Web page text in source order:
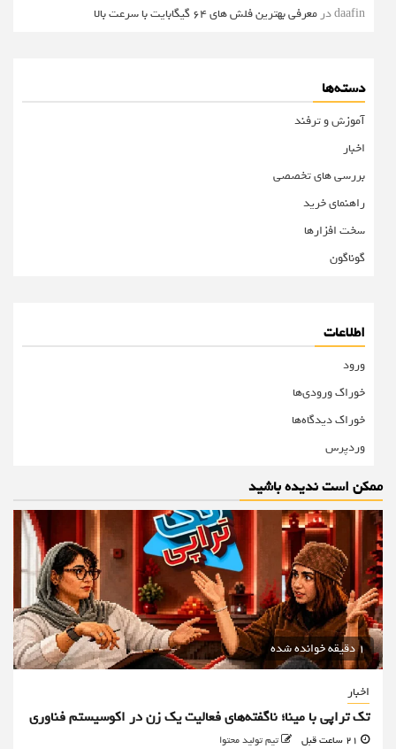
daafinدر معرفی بهترین فلش های 64 گیگابایت با سرعت بالا
دسته‌ها
آموزش و ترفند
اخبار
بررسی های تخصصی
راهنمای خرید
سخت افزارها
گوناگون
اطلاعات
ورود
خوراک ورودی‌ها
خوراک دیدگاه‌ها
وردپرس
ممکن است ندیده باشید
1 دقیقه خوانده شده
اخبار
تک تراپی با مینا؛ ناگفته‌های فعالیت یک زن در اکوسیستم فناوری
تیم تولید محتوا